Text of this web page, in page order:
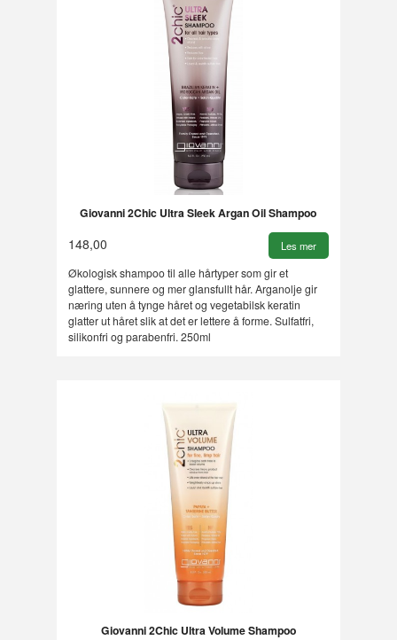
Giovanni 2Chic Ultra Sleek Argan Oil Shampoo
148,00 Les mer
Økologisk shampoo til alle hårtyper som gir et
glattere, sunnere og mer glansfullt hår. Arganolje gir
næring uten å tynge håret og vegetabilsk keratin
glatter ut håret slik at det er lettere å forme. Sulfatfri,
silikonfri og parabenfri. 250ml
Giovanni 2Chic Ultra Volume Shampoo